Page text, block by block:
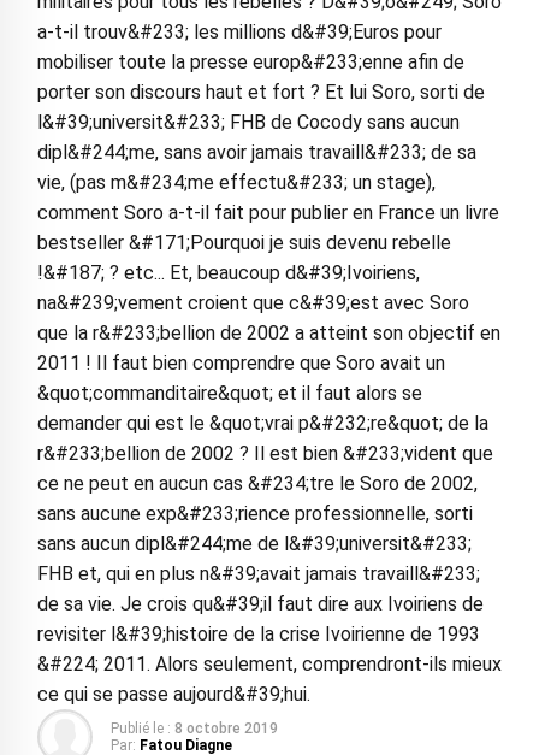
a-t-il trouv&#233; les millions d&#39;Euros pour
mobiliser toute la presse europ&#233;enne afin de
porter son discours haut et fort ? Et lui Soro, sorti de
l&#39;universit&#233; FHB de Cocody sans aucun
dipl&#244;me, sans avoir jamais travaill&#233; de sa
vie, (pas m&#234;me effectu&#233; un stage),
comment Soro a-t-il fait pour publier en France un livre
bestseller &#171;Pourquoi je suis devenu rebelle
!&#187; ? etc... Et, beaucoup d&#39;Ivoiriens,
na&#239;vement croient que c&#39;est avec Soro
que la r&#233;bellion de 2002 a atteint son objectif en
2011 ! Il faut bien comprendre que Soro avait un
&quot;commanditaire&quot; et il faut alors se
demander qui est le &quot;vrai p&#232;re&quot; de la
r&#233;bellion de 2002 ? Il est bien &#233;vident que
ce ne peut en aucun cas &#234;tre le Soro de 2002,
sans aucune exp&#233;rience professionnelle, sorti
sans aucun dipl&#244;me de l&#39;universit&#233;
FHB et, qui en plus n&#39;avait jamais travaill&#233;
de sa vie. Je crois qu&#39;il faut dire aux Ivoiriens de
revisiter l&#39;histoire de la crise Ivoirienne de 1993
&#224; 2011. Alors seulement, comprendront-ils mieux
ce qui se passe aujourd&#39;hui.
Publié le : 8 octobre 2019
Par: Fatou Diagne